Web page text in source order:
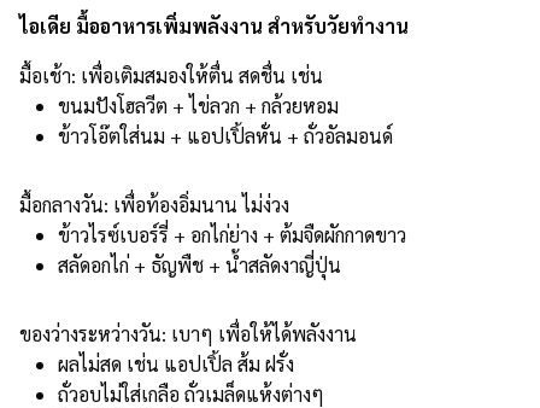
ไอเดีย มื้ออาหารเพิ่มพลังงาน สำหรับวัยทำงาน
มื้อเช้า: เพื่อเติมสมองให้ตื่น สดชื่น เช่น
ขนมปังโฮลวีต + ไข่ลวก + กล้วยหอม
ข้าวโอ๊ตใส่นม + แอปเปิ้ลหั่น + ถั่วอัลมอนด์
มื้อกลางวัน: เพื่อท้องอิ่มนาน ไม่ง่วง
ข้าวไรซ์เบอร์รี่ + อกไก่ย่าง + ต้มจืดผักกาดขาว
สลัดอกไก่ + ธัญพืช + น้ำสลัดงาญี่ปุ่น
ของว่างระหว่างวัน: เบาๆ เพื่อให้ได้พลังงาน
ผลไม่สด เช่น แอปเปิ้ล ส้ม ฝรั่ง
ถั่วอบไม่ใส่เกลือ ถั่วเมล็ดแห้งต่างๆ